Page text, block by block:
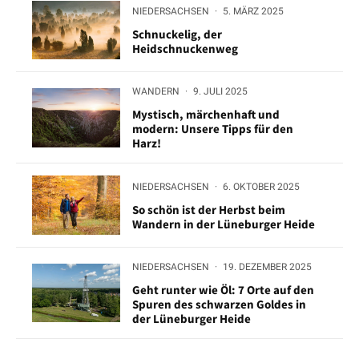
NIEDERSACHSEN · 5. MÄRZ 2025
Schnuckelig, der
Heidschnuckenweg
WANDERN · 9. JULI 2025
Mystisch, märchenhaft und
modern: Unsere Tipps für den
Harz!
NIEDERSACHSEN · 6. OKTOBER 2025
So schön ist der Herbst beim
Wandern in der Lüneburger Heide
NIEDERSACHSEN · 19. DEZEMBER 2025
Geht runter wie Öl: 7 Orte auf den
Spuren des schwarzen Goldes in
der Lüneburger Heide